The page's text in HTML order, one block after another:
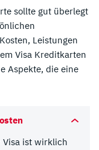
sollte gut überlegt
Leistungen
Visa Kreditkarten
Aspekte, die eine
Visa ist wirklich